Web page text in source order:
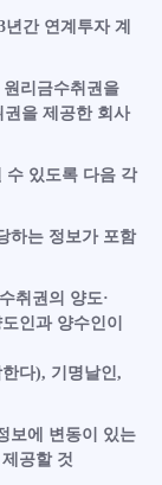
간 연계투자 계
리금수취권을
을 제공한 회사
수 있도록 다음 각
하는 정보가 포함
취권의 양도·
인과 양수인이
다), 기명날인,
보에 변동이 있는
공할 것